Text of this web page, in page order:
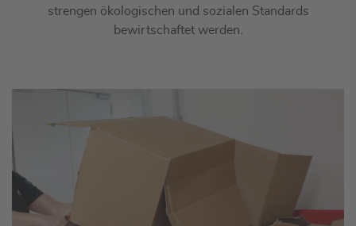
strengen ökologischen und sozialen Standards
bewirtschaftet werden.